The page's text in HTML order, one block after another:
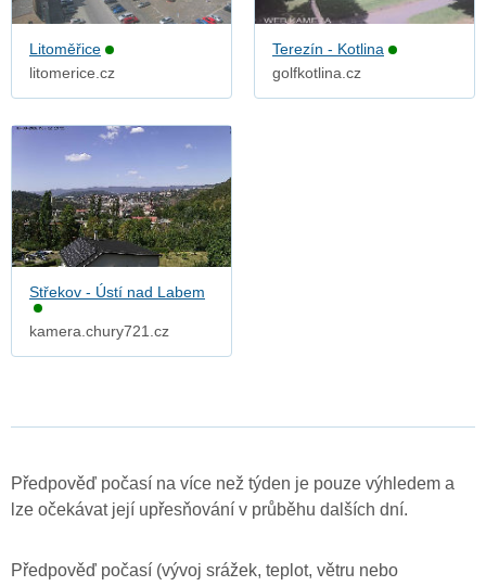
Litoměřice
litomerice.cz
Terezín - Kotlina
golfkotlina.cz
Střekov - Ústí nad Labem
kamera.chury721.cz
Předpověď počasí na více než týden je pouze výhledem a
lze očekávat její upřesňování v průběhu dalších dní.
Předpověď počasí (vývoj srážek, teplot, větru nebo